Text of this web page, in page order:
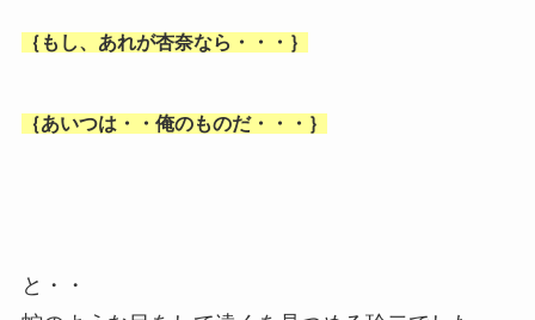
｛もし、あれが杏奈なら・・・｝
｛あいつは・・俺のものだ・・・｝
と・・